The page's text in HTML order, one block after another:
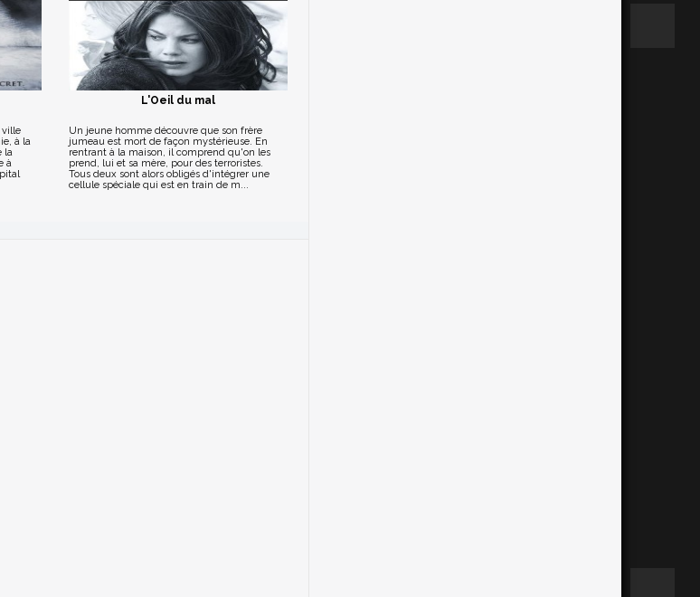
ville
à la
la
à
L'Oeil du mal
Un jeune homme découvre que son frère
jumeau est mort de façon mystérieuse. En
rentrant à la maison, il comprend qu'on les
prend, lui et sa mère, pour des terroristes.
Tous deux sont alors obligés d'intégrer une
cellule spéciale qui est en train de m...